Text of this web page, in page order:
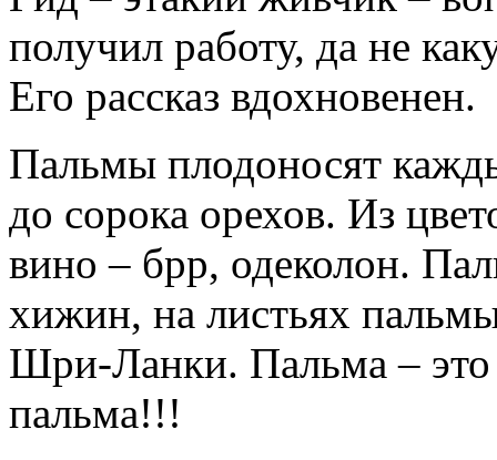
получил работу, да не
Его рассказ вдохновенен.
Пальмы плодоносят
до сорока орехов. Из
вино – брр, одеколон.
хижин, на листьях
Шри-Ланки. Пальма –
пальма!!!